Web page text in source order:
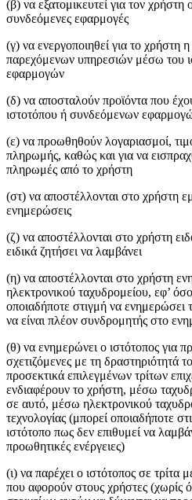
(β) να εξατομικευτεί για τον χρήστη
συνδεόμενες εφαρμογές
(γ) να ενεργοποιηθεί για το χρήστη
παρεχόμενων υπηρεσιών μέσω του
εφαρμογών
(δ) να αποσταλούν προϊόντα που
ιστοτόπου ή συνδεόμενων
(ε) να προωθηθούν λογαριασμοί,
πληρωμής, καθώς και για να
πληρωμές από το χρήστη
(στ) να αποστέλλονται στο χρήστη
ενημερώσεις
(ζ) να αποστέλλονται στο χρήστη
ειδικά ζητήσει να λαμβάνει
(η) να αποστέλλονται στο χρήστη
ηλεκτρονικού ταχυδρομείου, εφ’
οποιαδήποτε στιγμή να ενημερώσει
να είναι πλέον συνδρομητής στο
(θ) να ενημερώνει ο ιστότοπος για
σχετιζόμενες με τη δραστηριότητά
προσεκτικά επιλεγμένων τρίτων
ενδιαφέρουν το χρήστη, μέσω
σε αυτό, μέσω ηλεκτρονικού
τεχνολογίας (μπορεί οποιαδήποτε
ιστότοπο πως δεν επιθυμεί να
προωθητικές ενέργειες)
(ι) να παρέχει ο ιστότοπος σε τρίτα
που αφορούν στους χρήστες (χωρίς